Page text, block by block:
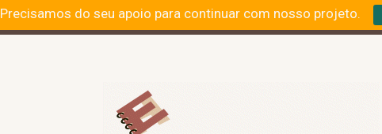
Precisamos do seu apoio para continuar com nosso projeto.